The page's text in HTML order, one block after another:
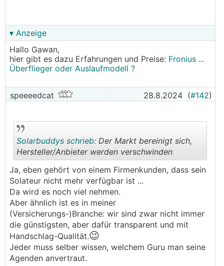
▾ Anzeige
Hallo Gawan,
hier gibt es dazu Erfahrungen und Preise: Fronius ...
Überflieger oder Auslaufmodell ?
speeeedcat 28.8.2024 (#142)
..
Solarbuddys schrieb: Der Markt bereinigt sich,
Hersteller/Anbieter werden verschwinden
Ja, eben gehört von einem Firmenkunden, dass sein
Solateur nicht mehr verfügbar ist ...
Da wird es noch viel nehmen.
Aber ähnlich ist es in meiner
(Versicherungs-)Branche: wir sind zwar nicht immer
die günstigsten, aber dafür transparent und mit
Handschlag-Qualität.😉
Jeder muss selber wissen, welchem Guru man seine
Agenden anvertraut.